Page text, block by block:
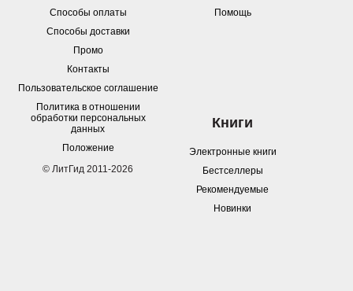
Способы оплаты
Способы доставки
Промо
Контакты
Пользовательское соглашение
Политика в отношении
обработки персональных
данных
Положение
© ЛитГид 2011-2026
Помощь
Книги
Электронные книги
Бестселлеры
Рекомендуемые
Новинки